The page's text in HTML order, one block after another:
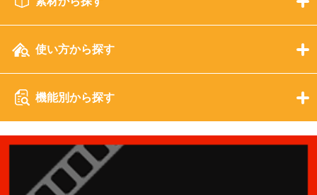
使い方から探す
機能別から探す